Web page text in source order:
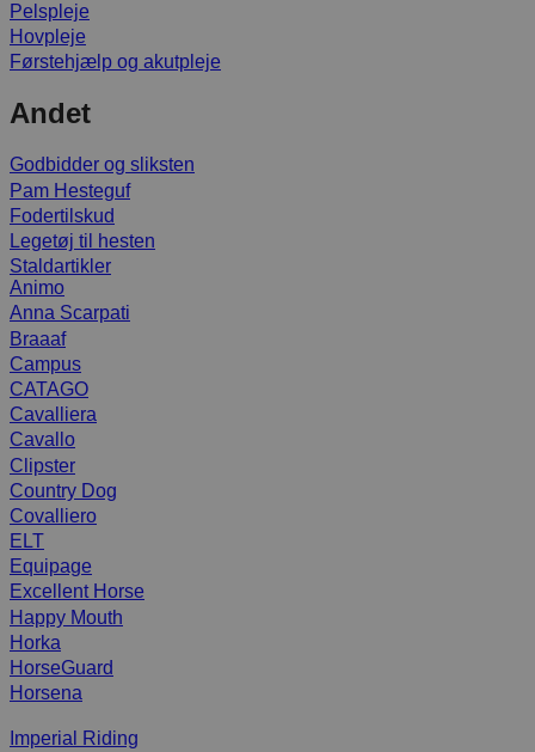
Pelspleje
Hovpleje
Førstehjælp og akutpleje
Andet
Godbidder og sliksten
Pam Hesteguf
Fodertilskud
Legetøj til hesten
Staldartikler
Animo
Anna Scarpati
Braaaf
Campus
CATAGO
Cavalliera
Cavallo
Clipster
Country Dog
Covalliero
ELT
Equipage
Excellent Horse
Happy Mouth
Horka
HorseGuard
Horsena
Imperial Riding